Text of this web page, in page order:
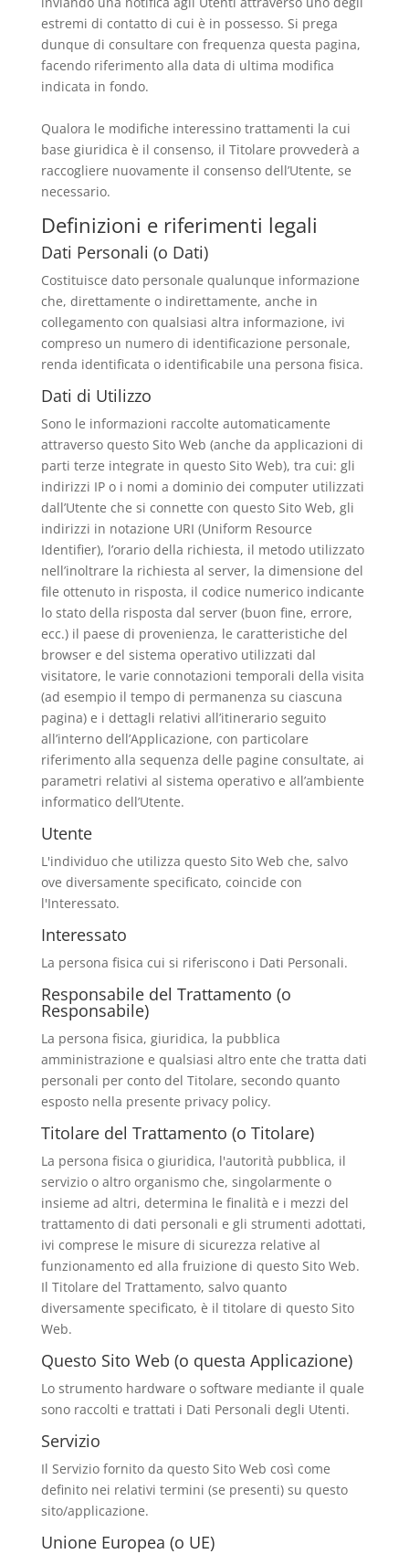
estremi di contatto di cui è in possesso. Si prega
dunque di consultare con frequenza questa pagina,
facendo riferimento alla data di ultima modifica
indicata in fondo.
Qualora le modifiche interessino trattamenti la cui
base giuridica è il consenso, il Titolare provvederà a
raccogliere nuovamente il consenso dell’Utente, se
necessario.
Definizioni e riferimenti legali
Dati Personali (o Dati)
Costituisce dato personale qualunque informazione
che, direttamente o indirettamente, anche in
collegamento con qualsiasi altra informazione, ivi
compreso un numero di identificazione personale,
renda identificata o identificabile una persona fisica.
Dati di Utilizzo
Sono le informazioni raccolte automaticamente
attraverso questo Sito Web (anche da applicazioni di
parti terze integrate in questo Sito Web), tra cui: gli
indirizzi IP o i nomi a dominio dei computer utilizzati
dall’Utente che si connette con questo Sito Web, gli
indirizzi in notazione URI (Uniform Resource
Identifier), l’orario della richiesta, il metodo utilizzato
nell’inoltrare la richiesta al server, la dimensione del
file ottenuto in risposta, il codice numerico indicante
lo stato della risposta dal server (buon fine, errore,
ecc.) il paese di provenienza, le caratteristiche del
browser e del sistema operativo utilizzati dal
visitatore, le varie connotazioni temporali della visita
(ad esempio il tempo di permanenza su ciascuna
pagina) e i dettagli relativi all’itinerario seguito
all’interno dell’Applicazione, con particolare
riferimento alla sequenza delle pagine consultate, ai
parametri relativi al sistema operativo e all’ambiente
informatico dell’Utente.
Utente
L'individuo che utilizza questo Sito Web che, salvo
ove diversamente specificato, coincide con
l'Interessato.
Interessato
La persona fisica cui si riferiscono i Dati Personali.
Responsabile del Trattamento (o
Responsabile)
La persona fisica, giuridica, la pubblica
amministrazione e qualsiasi altro ente che tratta dati
personali per conto del Titolare, secondo quanto
esposto nella presente privacy policy.
Titolare del Trattamento (o Titolare)
La persona fisica o giuridica, l'autorità pubblica, il
servizio o altro organismo che, singolarmente o
insieme ad altri, determina le finalità e i mezzi del
trattamento di dati personali e gli strumenti adottati,
ivi comprese le misure di sicurezza relative al
funzionamento ed alla fruizione di questo Sito Web.
Il Titolare del Trattamento, salvo quanto
diversamente specificato, è il titolare di questo Sito
Web.
Questo Sito Web (o questa Applicazione)
Lo strumento hardware o software mediante il quale
sono raccolti e trattati i Dati Personali degli Utenti.
Servizio
Il Servizio fornito da questo Sito Web così come
definito nei relativi termini (se presenti) su questo
sito/applicazione.
Unione Europea (o UE)